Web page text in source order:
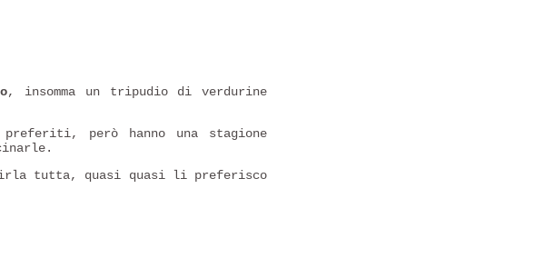
, insomma un tripudio di verdurine
però hanno una stagione
tutta, quasi quasi li preferisco